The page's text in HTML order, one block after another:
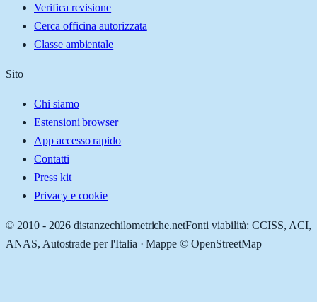
Verifica revisione
Cerca officina autorizzata
Classe ambientale
Sito
Chi siamo
Estensioni browser
App accesso rapido
Contatti
Press kit
Privacy e cookie
© 2010 - 2026 distanzechilometriche.netFonti viabilità: CCISS, ACI,
ANAS, Autostrade per l'Italia · Mappe © OpenStreetMap